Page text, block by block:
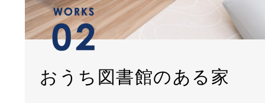
おうち図書館のある家